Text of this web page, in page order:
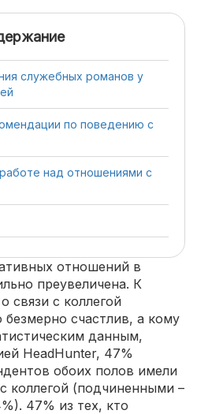
служебных романов у
по поведению с
над отношениями с
отношений в
преувеличена. К
связи с коллегой
счастлив, а кому
данным,
HeadHunter, 47%
обоих полов имели
коллегой (подчиненными –
47% из тех, кто